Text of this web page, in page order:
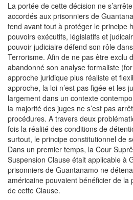
La portée de cette décision ne
accordés aux prisonniers de
tend avant tout à protéger le principe
pouvoirs exécutifs, législatifs et
pouvoir judiciaire défend son rôle
Terrorisme. Afin de ne pas être exclu
abandonné son analyse formaliste
approche juridique plus réaliste et
approche, la loi n’est pas figée et les
largement dans un contexte
la majorité des juges ne s’est pas
procédures. A travers deux
fois la réalité des conditions de
surtout, le principe constitutionnel de
Dans un premier temps, la Cour
Suspension Clause était applicable à
prisonniers de Guantanamo ne
américaine pouvaient bénéficier de la
de cette Clause.